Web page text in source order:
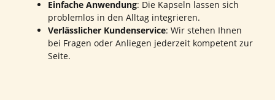
Einfache Anwendung: Die Kapseln lassen sich
problemlos in den Alltag integrieren.
Verlässlicher Kundenservice: Wir stehen Ihnen
bei Fragen oder Anliegen jederzeit kompetent zur
Seite.